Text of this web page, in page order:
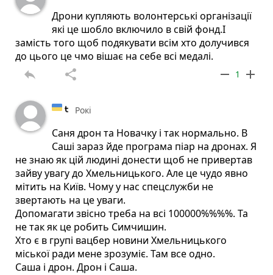
Дрони купляють волонтерські організації
які це шобло включило в свій фонд.І
замість того щоб подякувати всім хто долучився
до цього це чмо вішає на себе всі медалі.
reply share remove 1 add
Рокі
Саня дрон та Новачку і так нормально. В
Саші зараз йде програма піар на дронах. Я
не знаю як цій людині донести щоб не привертав
зайву увагу до Хмельницького. Але це чудо явно
мітить на Київ. Чому у нас спецслужби не
звертають на це уваги.
Допомагати звісно треба на всі 100000%%%%. Та
не так як це робить Симчишин.
Хто є в групі вацбер новини Хмельницького
міської ради мене зрозуміє. Там все одно.
Саша і дрон. Дрон і Саша.